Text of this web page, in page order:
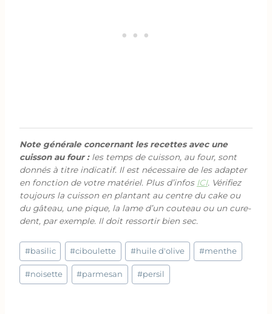
Note générale concernant les recettes avec une
cuisson au four :les temps de cuisson, au four, sont
donnés à titre indicatif. Il est nécessaire de les adapter
en fonction de votre matériel. Plus d’infos ICI. Vérifiez
toujours la cuisson en plantant au centre du cake ou
du gâteau, une pique, la lame d’un couteau ou un cure-
dent, par exemple. Il doit ressortir bien sec.
Étiquettes
de
la
#basilic #ciboulette #huile d'olive #menthe
#noisette #parmesan #persil